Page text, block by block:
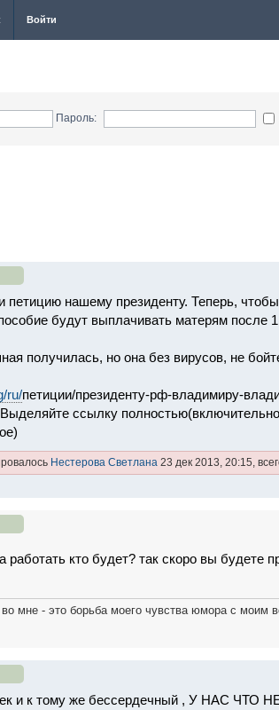
Войти
Пароль:
петицию нашему президенту. Теперь,
будут выплачивать матерям после
получилась, но она без вирусов, не
ru/петиции/президенту-рф-владимиру-
ссылку
Нестерова Светлана 23 дек 2013, 20:15,
работать кто будет? так скоро вы будете
мне - это борьба моего чувства юмора с моим
и к тому же бессердечный , У НАС